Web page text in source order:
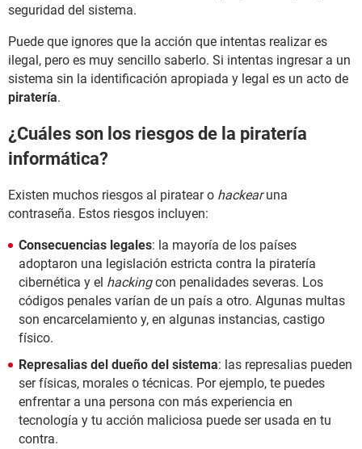
seguridad del sistema.
Puede que ignores que la acción que intentas realizar es
ilegal, pero es muy sencillo saberlo. Si intentas ingresar a un
sistema sin la identificación apropiada y legal es un acto de
piratería.
¿Cuáles son los riesgos de la piratería
informática?
Existen muchos riesgos al piratear o hackearuna
contraseña. Estos riesgos incluyen:
Consecuencias legales: la mayoría de los países
adoptaron una legislación estricta contra la piratería
cibernética y el hackingcon penalidades severas. Los
códigos penales varían de un país a otro. Algunas multas
son encarcelamiento y, en algunas instancias, castigo
físico.
Represalias del dueño del sistema: las represalias pueden
ser físicas, morales o técnicas. Por ejemplo, te puedes
enfrentar a una persona con más experiencia en
tecnología y tu acción maliciosa puede ser usada en tu
contra.